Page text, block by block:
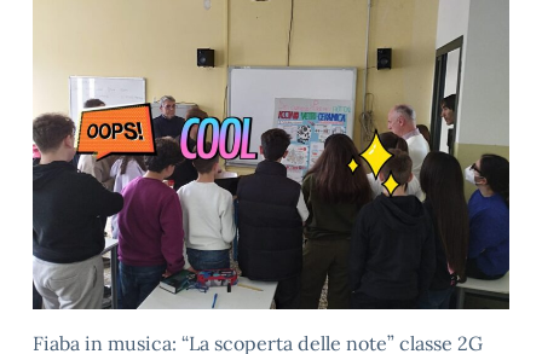
Fiaba in musica: “La scoperta delle note” classe 2G